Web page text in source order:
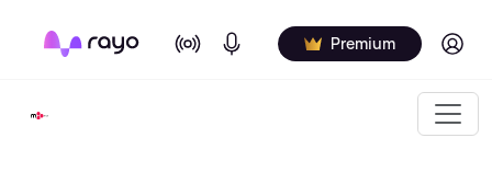
On Air Podcasts Premium Log in